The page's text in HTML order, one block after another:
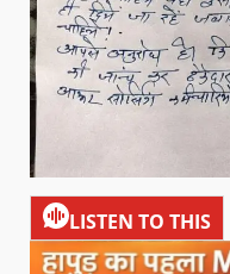
LISTEN TO THIS